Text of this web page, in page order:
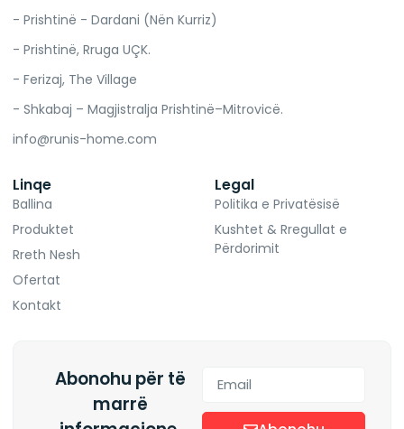
- Prishtinë - Dardani (Nën Kurriz)
- Prishtinë, Rruga UÇK.
- Ferizaj, The Village
- Shkabaj – Magjistralja Prishtinë–Mitrovicë.
info@runis-home.com
Linqe
Ballina
Produktet
Rreth Nesh
Ofertat
Kontakt
Legal
Politika e Privatësisë
Kushtet & Rregullat e
Përdorimit
Abonohu për të
marrë